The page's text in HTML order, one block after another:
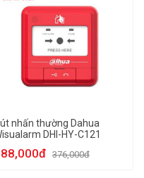
nhấn thường Dahua
DHI-HY-C121
376,000đ